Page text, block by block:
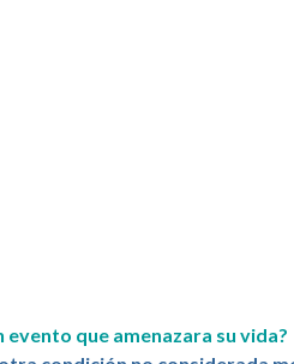
evento que amenazara su vida?